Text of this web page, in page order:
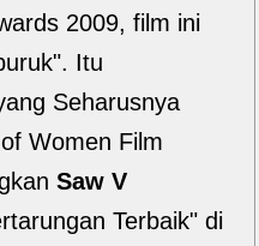
2009, film ini
Itu
Seharusnya
Women Film
Saw V
Terbaik" di